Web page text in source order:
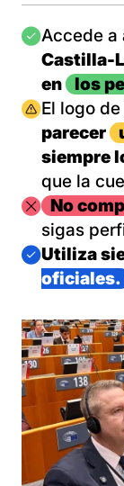
Imagen
Accede a
Castilla-
en
los
Imagen
El logo
parecer
siempre
que la
Imagen
No
sigas
Imagen
Utiliza
oficiales.